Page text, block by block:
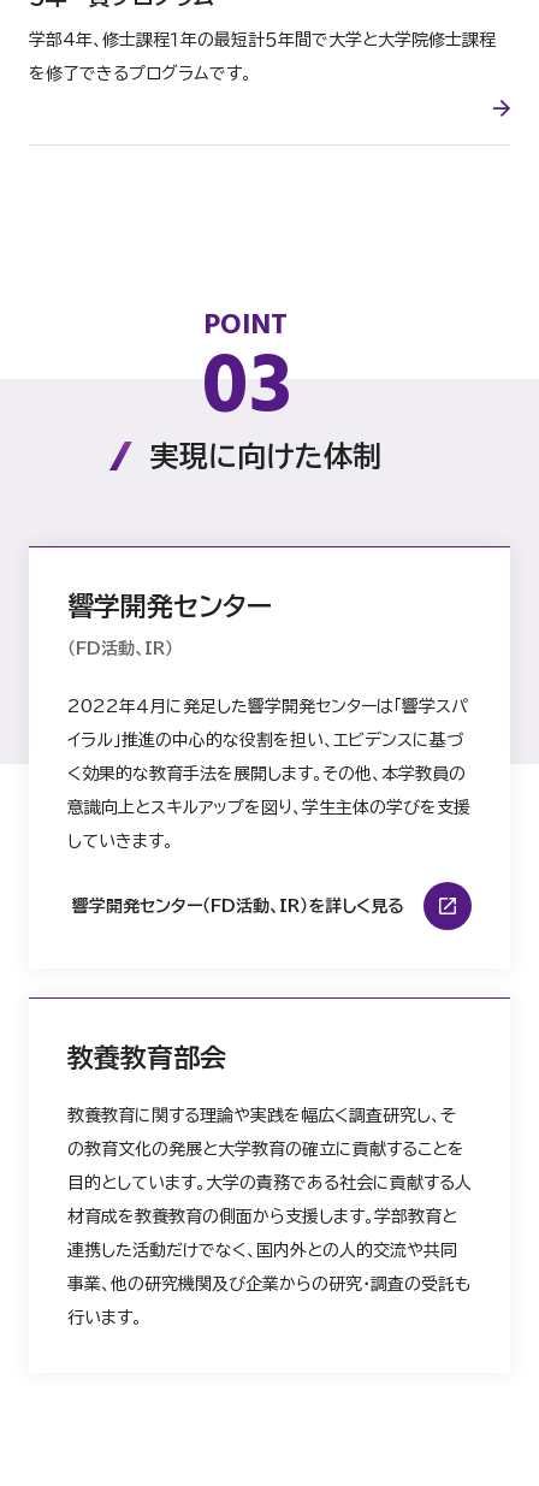
学部4年、修士課程１年の最短計５年間で大学と大学院修士課程
を修了できるプログラムです。
POINT
03
実現に向けた体制
響学開発センター
（FD活動、IR）
2022年４月に発足した響学開発センターは「響学スパ
イラル」推進の中心的な役割を担い、エビデンスに基づ
く効果的な教育手法を展開します。その他、本学教員の
意識向上とスキルアップを図り、学生主体の学びを支援
していきます。
響学開発センター（FD活動、IR）を詳しく見る
教養教育部会
教養教育に関する理論や実践を幅広く調査研究し、そ
の教育文化の発展と大学教育の確立に貢献することを
目的としています。大学の責務である社会に貢献する人
材育成を教養教育の側面から支援します。学部教育と
連携した活動だけでなく、国内外との人的交流や共同
事業、他の研究機関及び企業からの研究・調査の受託も
行います。